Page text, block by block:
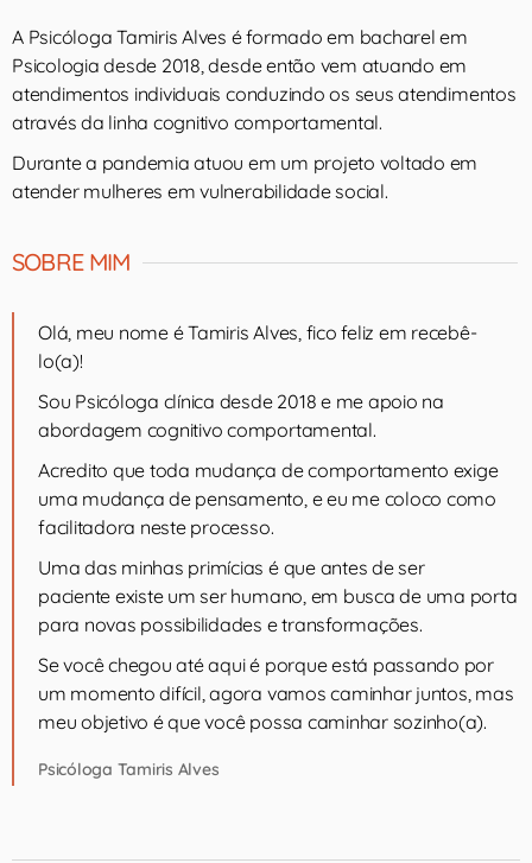
A Psicóloga Tamiris Alves é formado em bacharel em
Psicologia desde 2018, desde então vem atuando em
atendimentos individuais conduzindo os seus atendimentos
através da linha cognitivo comportamental.
Durante a pandemia atuou em um projeto voltado em
atender mulheres em vulnerabilidade social.
SOBRE MIM
Olá, meu nome é Tamiris Alves, fico feliz em recebê-
lo(a)!
Sou Psicóloga clínica desde 2018 e me apoio na
abordagem cognitivo comportamental.
Acredito que toda mudança de comportamento exige
uma mudança de pensamento, e eu me coloco como
facilitadora neste processo.
Uma das minhas primícias é que antes de ser
paciente existe um ser humano, em busca de uma porta
para novas possibilidades e transformações.
Se você chegou até aqui é porque está passando por
um momento difícil, agora vamos caminhar juntos, mas
meu objetivo é que você possa caminhar sozinho(a).
Psicóloga Tamiris Alves